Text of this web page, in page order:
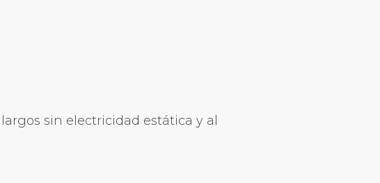
sin electricidad estática y al